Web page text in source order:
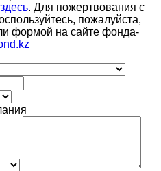
здесь. Для пожертвования с
пожалуйста,
формой на сайте фонда-